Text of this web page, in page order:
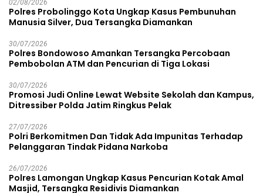
02/08/2026
Polres Probolinggo Kota Ungkap Kasus Pembunuhan
Manusia Silver, Dua Tersangka Diamankan
30/07/2026
Polres Bondowoso Amankan Tersangka Percobaan
Pembobolan ATM dan Pencurian di Tiga Lokasi
30/07/2026
Promosi Judi Online Lewat Website Sekolah dan Kampus,
Ditressiber Polda Jatim Ringkus Pelak
27/07/2026
Polri Berkomitmen Dan Tidak Ada Impunitas Terhadap
Pelanggaran Tindak Pidana Narkoba
26/07/2026
Polres Lamongan Ungkap Kasus Pencurian Kotak Amal
Masjid, Tersangka Residivis Diamankan